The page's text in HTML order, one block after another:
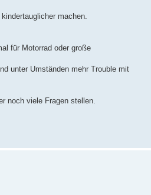
machen.
für Motorrad oder große
unter Umständen mehr Trouble mit
noch viele Fragen stellen.